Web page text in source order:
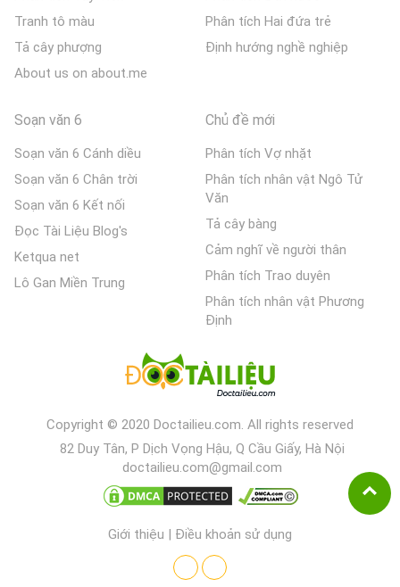
Tranh tô màu
Tả cây phượng
About us on about.me
Phân tích Hai đứa trẻ
Định hướng nghề nghiệp
Soạn văn 6
Soạn văn 6 Cánh diều
Soạn văn 6 Chân trời
Soạn văn 6 Kết nối
Đọc Tài Liệu Blog's
Ketqua net
Lô Gan Miền Trung
Chủ đề mới
Phân tích Vợ nhặt
Phân tích nhân vật Ngô Tử
Văn
Tả cây bàng
Cảm nghĩ về người thân
Phân tích Trao duyên
Phân tích nhân vật Phương
Định
Copyright © 2020 Doctailieu.com. All rights reserved
82 Duy Tân, P Dịch Vọng Hậu, Q Cầu Giấy, Hà Nội
doctailieu.com@gmail.com
Giới thiệu Điều khoản sử dụng